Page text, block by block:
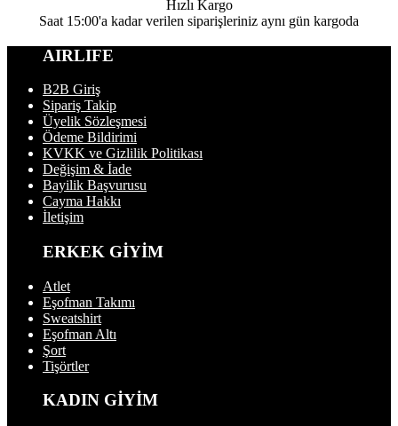
Hızlı Kargo
Saat 15:00'a kadar verilen siparişleriniz aynı gün kargoda
AIRLIFE
B2B Giriş
Sipariş Takip
Üyelik Sözleşmesi
Ödeme Bildirimi
KVKK ve Gizlilik Politikası
Değişim & İade
Bayilik Başvurusu
Cayma Hakkı
İletişim
ERKEK GİYİM
Atlet
Eşofman Takımı
Sweatshirt
Eşofman Altı
Şort
Tişörtler
KADIN GİYİM